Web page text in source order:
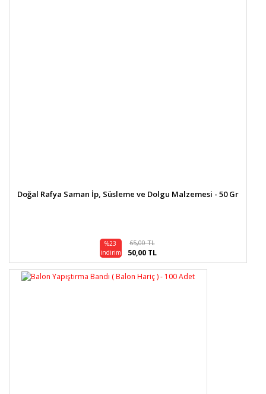
Doğal Rafya Saman İp, Süsleme ve Dolgu Malzemesi - 50 Gr
%23
indirim
65,00 TL
50,00 TL